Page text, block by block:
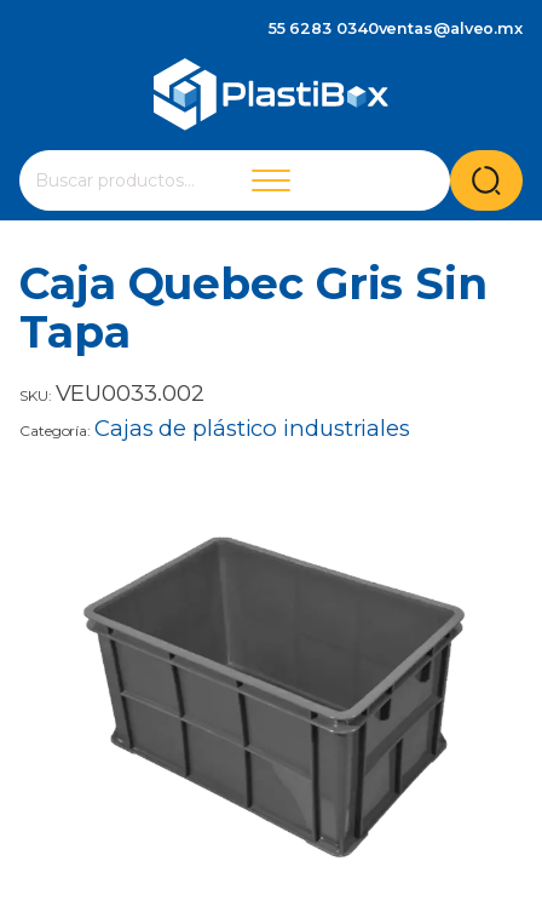
55 6283 0340ventas@alveo.mx
Buscar
por:
Cuando hay resultados autocompletados, puedes
Caja Quebec Gris Sin
Tapa
SKU: VEU0033.002
Categoría: Cajas de plástico industriales